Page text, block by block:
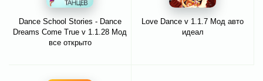
Dance School Stories - Dance
Dreams Come True v 1.1.28 Мод
все открыто
Love Dance v 1.1.7 Мод авто
идеал